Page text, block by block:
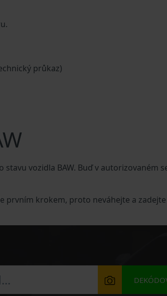
průkaz)
vozidla BAW. Buď v autorizovaném
prvním krokem, proto neváhejte a